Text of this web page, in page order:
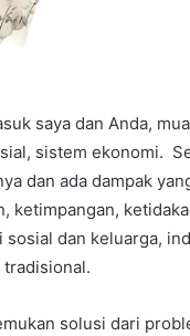
saya dan Anda,
sistem ekonomi.
dan ada dampak
ketimpangan,
dan keluarga,
solusi dari